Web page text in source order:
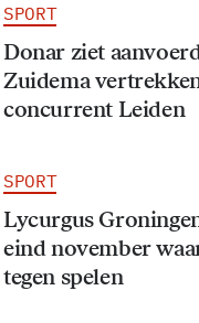
SPORT
Donar ziet
Zuidema
concurrent Leiden
SPORT
Lycurgus
eind november
tegen spelen